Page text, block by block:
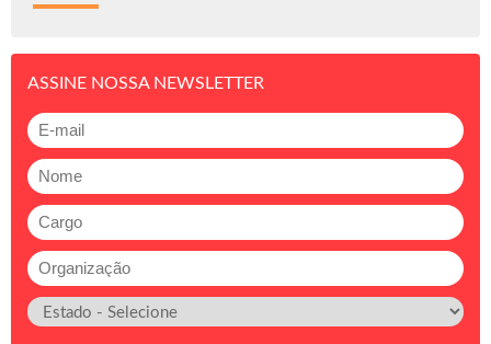
ASSINE NOSSA NEWSLETTER